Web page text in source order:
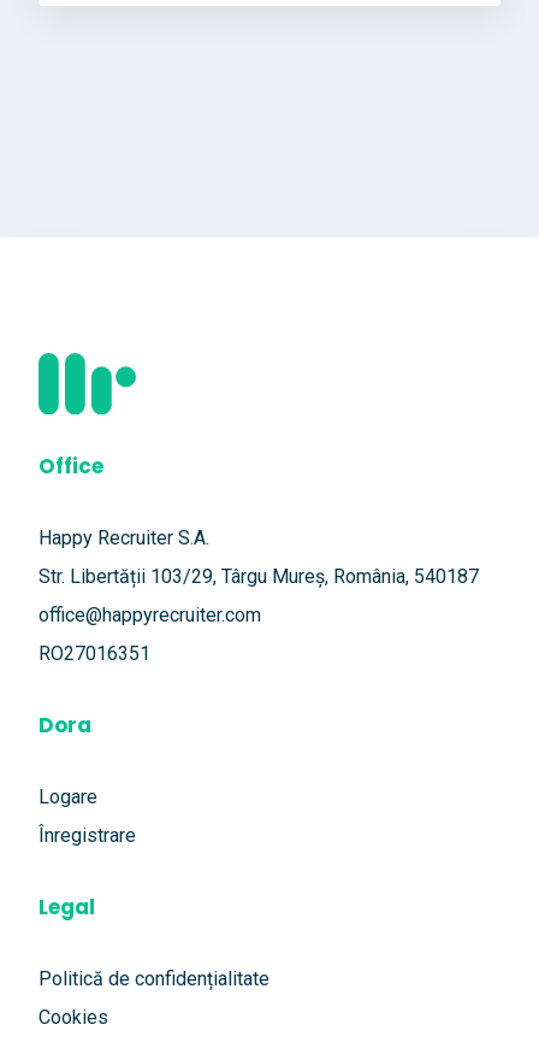
Office
Happy Recruiter S.A.
Str. Libertății 103/29, Târgu Mureș, România, 540187
office@happyrecruiter.com
RO27016351
Dora
Logare
Înregistrare
Legal
Politică de confidențialitate
Cookies